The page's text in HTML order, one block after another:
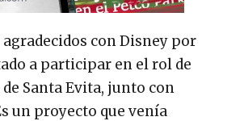
con Disney por
a participar en el rol de
Santa Evita, junto con
un proyecto que venía